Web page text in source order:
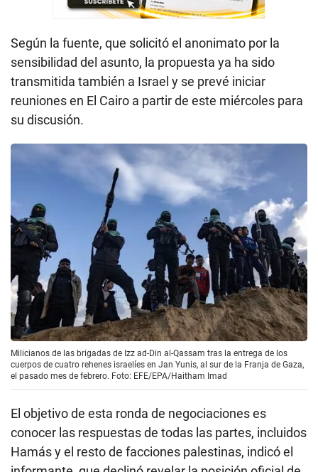
Según la fuente, que solicitó el anonimato por la
sensibilidad del asunto, la propuesta ya ha sido
transmitida también a Israel y se prevé iniciar
reuniones en El Cairo a partir de este miércoles para
su discusión.
Milicianos de las brigadas de Izz ad-Din al-Qassam tras la entrega de los
cuerpos de cuatro rehenes israelíes en Jan Yunis, al sur de la Franja de Gaza,
el pasado mes de febrero. Foto: EFE/EPA/Haitham Imad
El objetivo de esta ronda de negociaciones es
conocer las respuestas de todas las partes, incluidos
Hamás y el resto de facciones palestinas, indicó el